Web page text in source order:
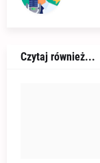
Czytaj również...